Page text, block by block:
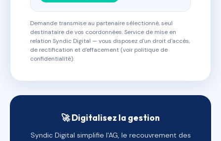
Demande transmise au partenaire sélectionné, seul
destinataire de vos coordonnées. Service de mise en
relation Syndic Digital — vous disposez d'un droit d'accès,
de rectification et d'effacement (voir politique de
confidentialité).
🚀 Digitalisez la gestion
Syndic Digital simplifie l'AG, le recouvrement des